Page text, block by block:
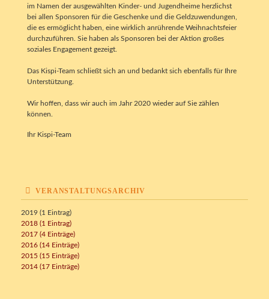
im Namen der ausgewählten Kinder- und Jugendheime herzlichst
bei allen Sponsoren für die Geschenke und die Geldzuwendungen,
die es ermöglicht haben, eine wirklich anrührende Weihnachtsfeier
durchzuführen. Sie haben als Sponsoren bei der Aktion großes
soziales Engagement gezeigt.
Das Kispi-Team schließt sich an und bedankt sich ebenfalls für Ihre
Unterstützung.
Wir hoffen, dass wir auch im Jahr 2020 wieder auf Sie zählen
können.
Ihr Kispi-Team
VERANSTALTUNGSARCHIV
2019 (1 Eintrag)
2018 (1 Eintrag)
2017 (4 Einträge)
2016 (14 Einträge)
2015 (15 Einträge)
2014 (17 Einträge)